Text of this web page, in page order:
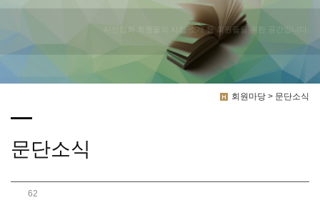
시인협회 회원들의 시집 소개 등 회원들을 위한 공간입니다.
회원마당 > 문단소식
문단소식
62